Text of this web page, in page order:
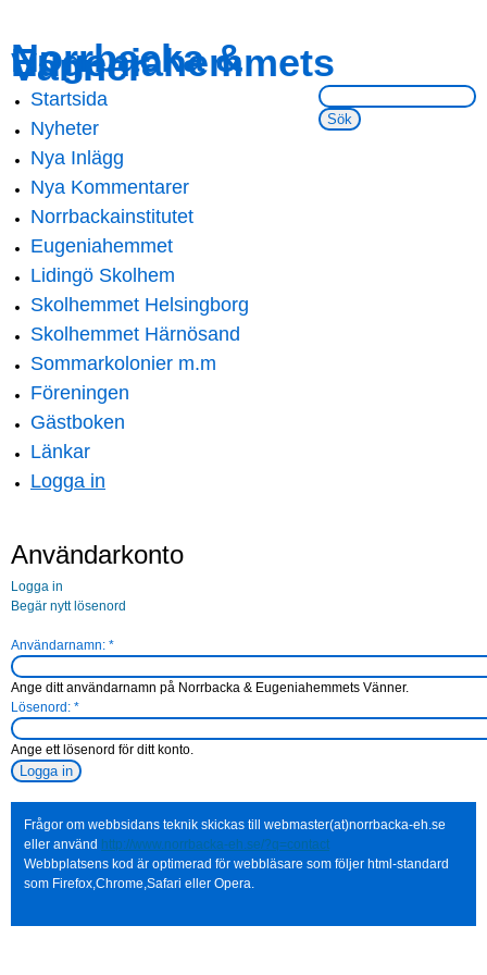
main
content
navigation
Norrbacka &
Eugeniahemmets
Vänner
Sök på webbsidan:
Main menu
Startsida
Nyheter
Nya Inlägg
Nya Kommentarer
Norrbackainstitutet
Eugeniahemmet
Lidingö Skolhem
Skolhemmet Helsingborg
Skolhemmet Härnösand
Sommarkolonier m.m
Föreningen
Gästboken
Länkar
Logga in
Användarkonto
Logga in
Begär nytt lösenord
Användarnamn: *
Ange ditt användarnamn på Norrbacka & Eugeniahemmets Vänner.
Lösenord: *
Ange ett lösenord för ditt konto.
Frågor om webbsidans teknik skickas till webmaster(at)norrbacka-eh.se
eller använd http://www.norrbacka-eh.se/?q=contact
Webbplatsens kod är optimerad för webbläsare som följer html-standard
som Firefox,Chrome,Safari eller Opera.